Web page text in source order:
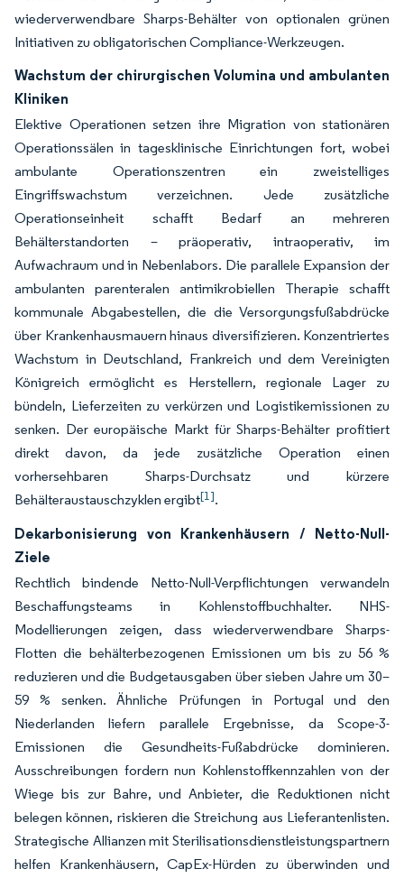
wiederverwendbare Sharps-Behälter von optionalen grünen
Initiativen zu obligatorischen Compliance-Werkzeugen.
Wachstum der chirurgischen Volumina und ambulanten
Kliniken
Elektive Operationen setzen ihre Migration von stationären
Operationssälen in tagesklinische Einrichtungen fort, wobei
ambulante Operationszentren ein zweistelliges
Eingriffswachstum verzeichnen. Jede zusätzliche
Operationseinheit schafft Bedarf an mehreren
Behälterstandorten – präoperativ, intraoperativ, im
Aufwachraum und in Nebenlabors. Die parallele Expansion der
ambulanten parenteralen antimikrobiellen Therapie schafft
kommunale Abgabestellen, die die Versorgungsfußabdrücke
über Krankenhausmauern hinaus diversifizieren. Konzentriertes
Wachstum in Deutschland, Frankreich und dem Vereinigten
Königreich ermöglicht es Herstellern, regionale Lager zu
bündeln, Lieferzeiten zu verkürzen und Logistikemissionen zu
senken. Der europäische Markt für Sharps-Behälter profitiert
direkt davon, da jede zusätzliche Operation einen
vorhersehbaren Sharps-Durchsatz und kürzere
Behälteraustauschzyklen ergibt[1].
Dekarbonisierung von Krankenhäusern / Netto-Null-
Ziele
Rechtlich bindende Netto-Null-Verpflichtungen verwandeln
Beschaffungsteams in Kohlenstoffbuchhalter. NHS-
Modellierungen zeigen, dass wiederverwendbare Sharps-
Flotten die behälterbezogenen Emissionen um bis zu 56 %
reduzieren und die Budgetausgaben über sieben Jahre um 30–
59 % senken. Ähnliche Prüfungen in Portugal und den
Niederlanden liefern parallele Ergebnisse, da Scope-3-
Emissionen die Gesundheits-Fußabdrücke dominieren.
Ausschreibungen fordern nun Kohlenstoffkennzahlen von der
Wiege bis zur Bahre, und Anbieter, die Reduktionen nicht
belegen können, riskieren die Streichung aus Lieferantenlisten.
Strategische Allianzen mit Sterilisationsdienstleistungspartnern
helfen Krankenhäusern, CapEx-Hürden zu überwinden und